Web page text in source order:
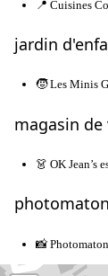
📍 Cuisines
jardin
🧒 Les Minis
magasin
👗 OK Jean’s
📸